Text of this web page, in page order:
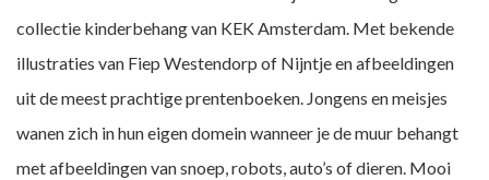
collectie kinderbehang van KEK Amsterdam. Met bekende
illustraties van Fiep Westendorp of Nijntje en afbeeldingen
uit de meest prachtige prentenboeken. Jongens en meisjes
wanen zich in hun eigen domein wanneer je de muur behangt
met afbeeldingen van snoep, robots, auto’s of dieren. Mooi